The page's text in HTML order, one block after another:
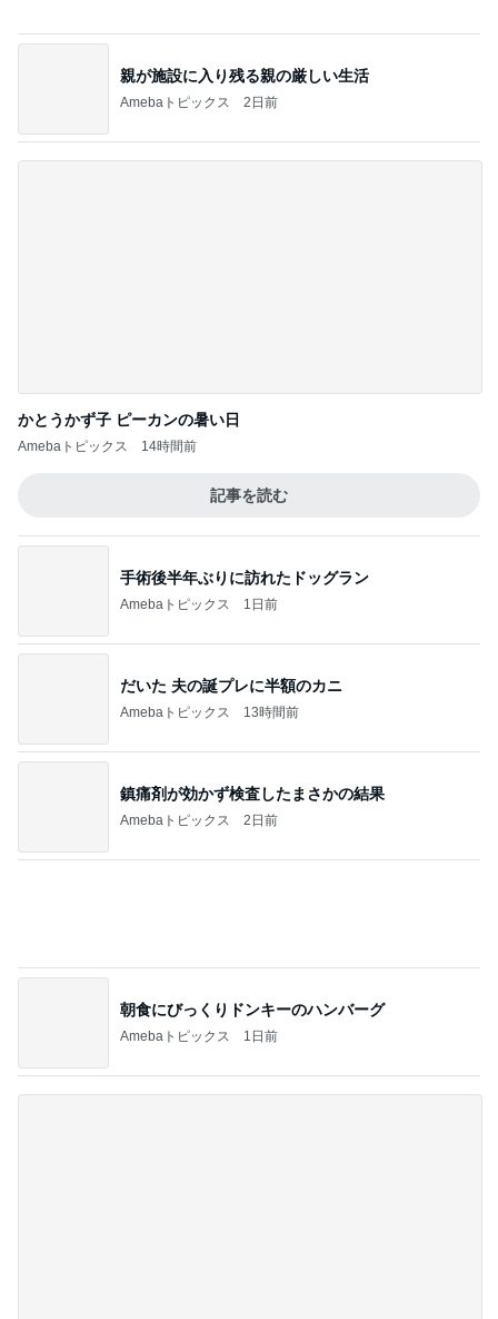
親が施設に入り残る親の厳しい生活
Amebaトピックス 2日前
かとうかず子 ピーカンの暑い日
Amebaトピックス 14時間前
記事を読む
手術後半年ぶりに訪れたドッグラン
Amebaトピックス 1日前
だいた 夫の誕プレに半額のカニ
Amebaトピックス 13時間前
鎮痛剤が効かず検査したまさかの結果
Amebaトピックス 2日前
朝食にびっくりドンキーのハンバーグ
Amebaトピックス 1日前